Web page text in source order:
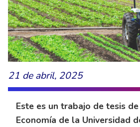
21 de abril, 2025
Este es un trabajo de tesis
Economía de la Universidad